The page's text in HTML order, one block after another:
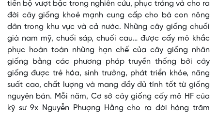
tiến bộ vượt bậc trong nghiên cứu, phục tráng và cho ra
đời cây giống khoẻ mạnh cung cấp cho bà con nông
dân trong khu vực và cả nước. Những cây giống chuối
già nam mỹ, chuối sáp, chuối cau… được cấy mô khắc
phục hoàn toàn những hạn chế của cây giống nhân
giống bằng các phương pháp truyền thống bởi cây
giống được trẻ hóa, sinh trưởng, phát triển khỏe, năng
suất cao, chất lượng và mang đầy đủ tính tốt từ giống
nguyên bản. Mỗi năm, Cơ sở cây giống cấy mô HF của
kỹ sư 9x Nguyễn Phượng Hằng cho ra đời hàng trăm